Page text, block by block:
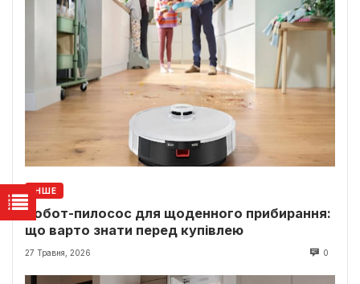
ІНШЕ
Робот-пилосос для щоденного прибирання:
що варто знати перед купівлею
27 Травня, 2026 0